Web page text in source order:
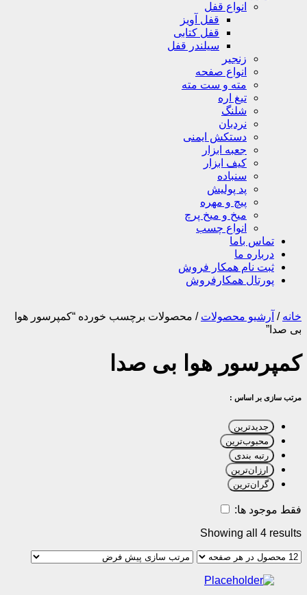
انواع قفل
قفل آویز
قفل کتابی
سیلندر قفل
زنجیر
انواع صفحه
مته و ست مته
تیغ اره
شلنگ
نردبان
دستکش ایمنی
جعبه ابزار
کیف ابزار
سنباده
پد پولیش
پیچ و مهره
میخ و میخ پرچ
انواع چسب
تماس باما
درباره ما
ثبت نام همکار فروش
پورتال همکارفروش
خانه / آرشیو محصولات / محصولات برچسب خورده “کمپرسور هوا
بی صدا”
کمپرسور هوا بی صدا
مرتب سازی بر اساس :
جدیدترین
محبوب‌ترین
رتبه بندی
ارزان‌ترین
گران‌ترین
فقط موجود ها:
Showing all 4 results